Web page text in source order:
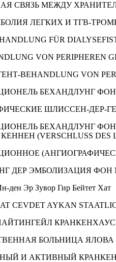
СВЯЗЬ МЕЖДУ
ЛЕГКИХ И ТГВ-
FÜR
VON
BEHANDLUNG VON
БЕХАНДЛУНГ
ШЛИССЕН-ДЕР-
БЕХАНДЛУНГ
(VERSCHLUSS DES
ДЕР ЭМБОЛИЗАЦИЯ
ден Эр Зувор Гир Бейтет Хат
CEVDET AYKAN
БОЛЬНИЦА ЯЛОВА
И АКТИВНЫЙ